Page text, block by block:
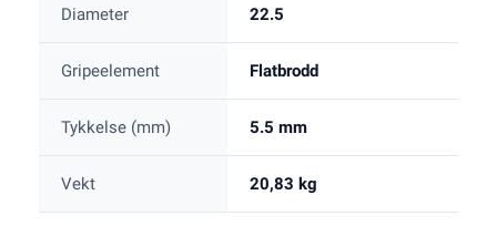
Diameter 22.5
Gripeelement Flatbrodd
Tykkelse (mm) 5.5 mm
Vekt 20,83 kg